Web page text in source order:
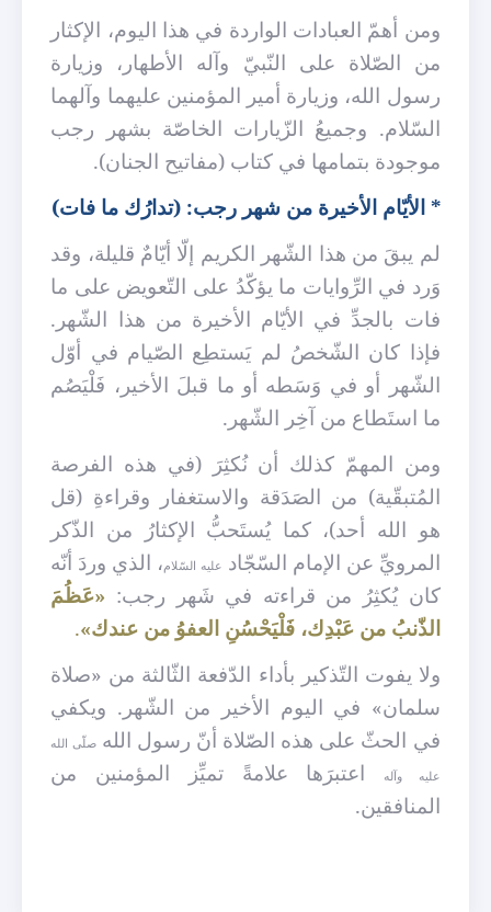
ومن أهمّ العبادات الواردة في هذا اليوم، الإكثار
من الصّلاة على النّبيّ وآله الأطهار، وزيارة
رسول الله، وزيارة أمير المؤمنين عليهما وآلهما
السّلام. وجميعُ الزّيارات الخاصّة بشهر رجب
موجودة بتمامها في كتاب (مفاتيح الجنان).
* الأيّام الأخيرة من شهر رجب: (تدارُك ما فات)
لم يبقَ من هذا الشّهر الكريم إلّا أيّامٌ قليلة، وقد
وَرد في الرِّوايات ما يؤكّدُ على التّعويض على ما
فات بالجدِّ في الأيّام الأخيرة من هذا الشّهر.
فإذا كان الشّخصُ لم يَستطِع الصّيام في أوّل
الشّهر أو في وَسَطه أو ما قبلَ الأخير، فَلْيَصُم
ما استَطاع من آخِر الشّهر.
ومن المهمّ كذلك أن نُكثِرَ (في هذه الفرصة
المُتبقّية) من الصَدَقة والاستغفار وقراءةِ (قل
هو الله أحد)، كما يُستَحبُّ الإكثارُ من الذّكر
المرويِّ عن الإمام السّجّاد عليه السّلام، الذي وردَ أنّه
كان يُكثِرُ من قراءته في شَهر رجب: «عَظُمَ
الذّنبُ من عَبْدِك، فَلْيَحْسُنِ العفوُ من عندك».
ولا يفوت التّذكير بأداء الدّفعة الثّالثة من «صلاة
سلمان» في اليوم الأخير من الشّهر. ويكفي
في الحثّ على هذه الصّلاة أنّ رسول اللهصلّى الله
عليه وآله
اعتبرَها علامةً تميِّز المؤمنين من
المنافقين.